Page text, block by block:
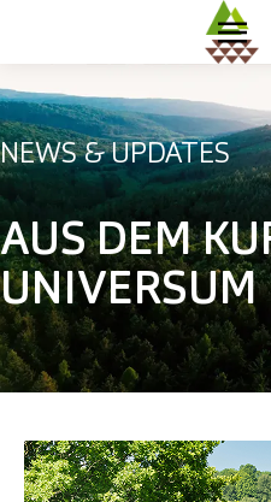
HOME
KUR- UND HEILWALD
SYMPOSIUM
DE
EN
NEWS & UPDATES
AUS DEM
UNIVERSUM